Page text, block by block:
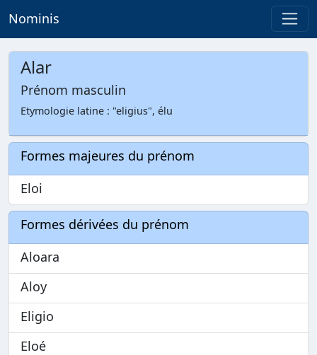
Nominis
Alar
Prénom masculin
Etymologie latine : "eligius", élu
Formes majeures du prénom
Eloi
Formes dérivées du prénom
Aloara
Aloy
Eligio
Eloé